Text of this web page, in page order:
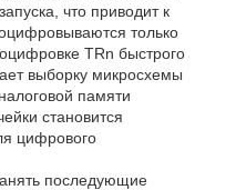
что приводит к
только
TRn быстрого
выборку микросхемы
памяти
становится
цифрового
последующие